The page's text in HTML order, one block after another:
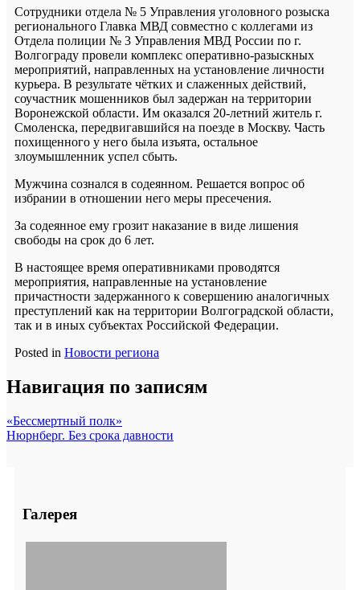
Сотрудники отдела № 5 Управления уголовного розыска
регионального Главка МВД совместно с коллегами из
Отдела полиции № 3 Управления МВД России по г.
Волгограду провели комплекс оперативно-разыскных
мероприятий, направленных на установление личности
курьера. В результате чётких и слаженных действий,
соучастник мошенников был задержан на территории
Воронежской области. Им оказался 20-летний житель г.
Смоленска, передвигавшийся на поезде в Москву. Часть
похищенного у него была изъята, остальное
злоумышленник успел сбыть.
Мужчина сознался в содеянном. Решается вопрос об
избрании в отношении него меры пресечения.
За содеянное ему грозит наказание в виде лишения
свободы на срок до 6 лет.
В настоящее время оперативниками проводятся
мероприятия, направленные на установление
причастности задержанного к совершению аналогичных
преступлений как на территории Волгоградской области,
так и в иных субъектах Российской Федерации.
Posted in Новости региона
Навигация по записям
«Бессмертный полк»
Нюрнберг. Без срока давности
Галерея